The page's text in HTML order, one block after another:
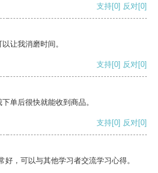
支持[0] 反对[0]
让我消磨时间。
支持[0] 反对[0]
单后很快就能收到商品。
支持[0] 反对[0]
，可以与其他学习者交流学习心得。